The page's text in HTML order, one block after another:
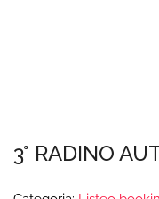
3° RADINO